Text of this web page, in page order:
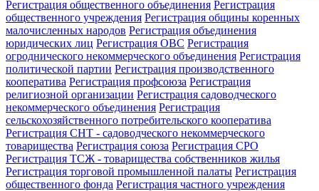
Регистрация общественного объединения Регистрация
общественного учреждения Регистрация общины коренных
малочисленных народов Регистрация объединения
юридических лиц Регистрация ОВС Регистрация
огроднического некоммерческого объединения Регистрация
политической партии Регистрация производственного
кооператива Регистрация профсоюза Регистрация
религиозной организации Регистрация садоводческого
некоммерческого объединения Регистрация
сельскохозяйственного потребительского кооператива
Регистрация СНТ - садоводческого некоммерческого
товарищества Регистрация союза Регистрация СРО
Регистрация ТСЖ - товарищества собственников жилья
Регистрация торговой промышленной палаты Регистрация
общественного фонда Регистрация частного учреждения